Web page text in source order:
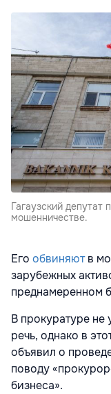
Гагаузский депутат
мошенничестве.
Его обвиняютв
зарубежных
преднамеренном
В прокуратуре не
речь, однако в
объявил о
поводу
бизнеса».